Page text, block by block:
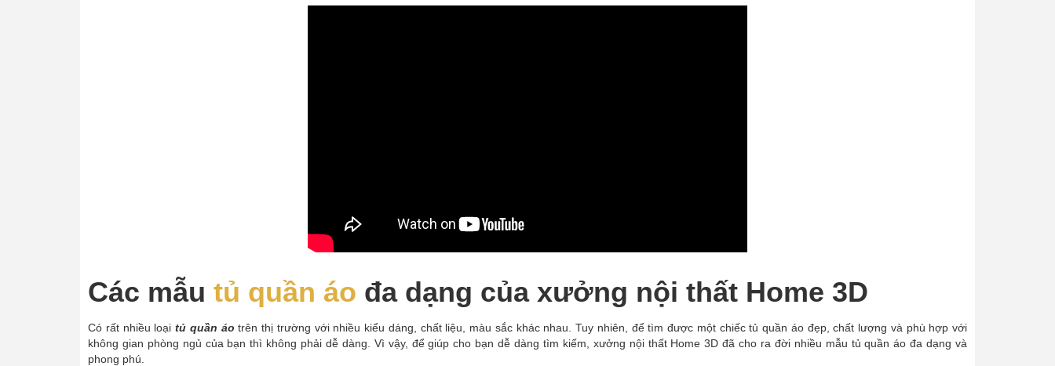
Các mẫu tủ quần áo đa dạng của xưởng nội thất Home 3D
Có rất nhiều loại tủ quần áo trên thị trường với nhiều kiểu dáng, chất liệu, màu sắc khác nhau. Tuy nhiên, để tìm được một chiếc tủ quần áo đẹp, chất lượng và phù hợp với
không gian phòng ngủ của bạn thì không phải dễ dàng. Vì vậy, để giúp cho bạn dễ dàng tìm kiếm, xưởng nội thất Home 3D đã cho ra đời nhiều mẫu tủ quần áo đa dạng và
phong phú.